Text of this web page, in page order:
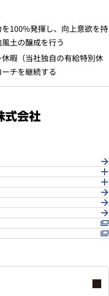
100%発揮し、向上意欲を持
⼟の醸成を⾏う
暇（当社独⾃の有給特別休
チを継続する